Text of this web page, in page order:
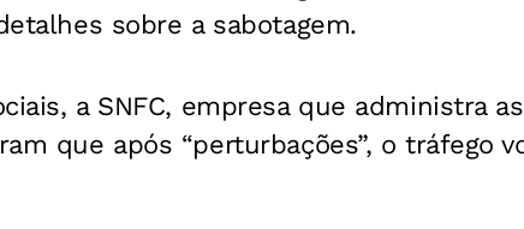
sobre a sabotagem.
a SNFC, empresa que administra
que após “perturbações”, o tráfego